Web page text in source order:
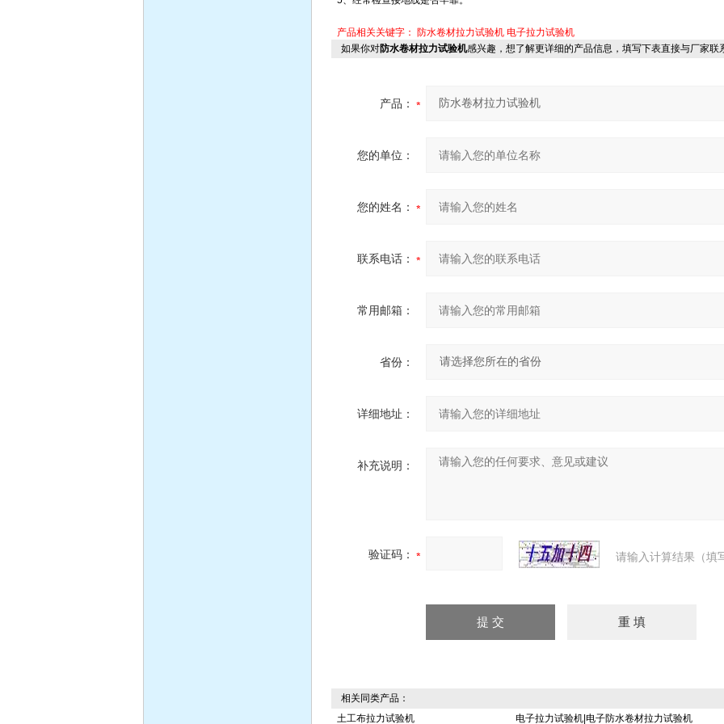
产品相关关键字： 防水卷材拉力试验机 电子拉力试验机
如果你对防水卷材拉力试验机感兴趣，想了解更详细的产品信息，填写下表直接与厂家联
产品：
您的单位：
您的姓名：
联系电话：
常用邮箱：
省份：
详细地址：
补充说明：
验证码： 请输入计算结果（填
相关同类产品：
土工布拉力试验机
电子拉力试验机|电子防水卷材拉力试验机